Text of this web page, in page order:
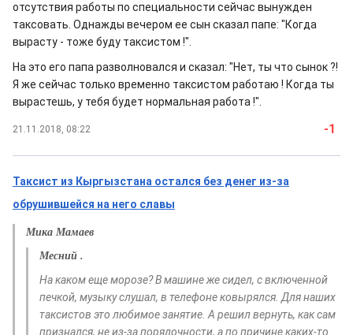
отсутствия работы по специальности сейчас вынужден
таксовать. Однажды вечером ее сын сказал папе: "Когда
вырасту - тоже буду таксистом !".
На это его папа разволновался и сказал: "Нет, ты что сынок ?!
Я же сейчас только временно таксистом работаю ! Когда ты
вырастешь, у тебя будет нормальная работа !".
21.11.2018, 08:22 -1
Таксист из Кыргызстана остался без денег из-за
обрушившейся на него славы
Мика Мамаев
Месний .
На каком еще морозе? В машине же сидел, с включенной
печкой, музыку слушал, в телефоне ковырялся. Для наших
таксистов это любимое занятие. А решил вернуть, как сам
признался, не из-за порядочности, а по причине каких-то